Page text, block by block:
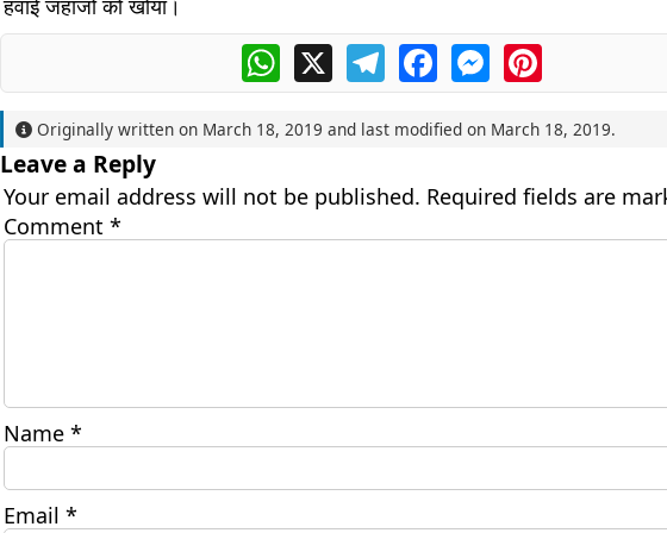
हवाई जहाजों को खोया।
WhatsApp
X TelegramFacebookMessengerPinterest
Originally written on March 18, 2019 and last modified on March 18, 2019.
Leave a Reply
Your email address will not be published. Required fields are
Comment *
Name *
Email *